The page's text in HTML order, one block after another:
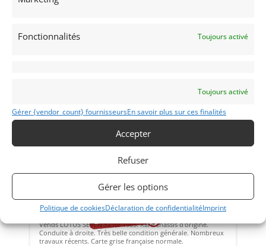
Fonctionnalités Toujours activé
Toujours activé
Gérer {vendor_count} fournisseursEn savoir plus sur ces finalités
Accepter
Refuser
Gérer les options
Politique de cookiesDéclaration de confidentialitéImprint
Vendu par : MY VINTAGE
19 décembre 2022
2 314 vues
Vends LOTUS SEVEN S2 de 1965. Rare châssis d'origine.
Conduite à droite. Très belle condition générale. Nombreux
travaux récents. Carte grise française normale.